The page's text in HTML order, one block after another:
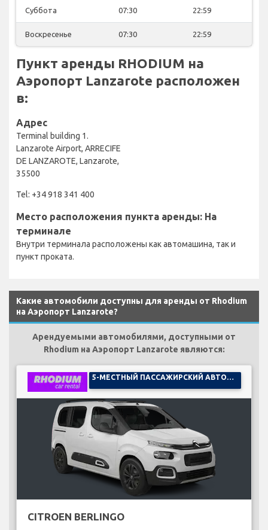
Суббота 07:30 22:59
Воскресенье 07:30 22:59
Пункт аренды RHODIUM на
Аэропорт Lanzarote расположен
в:
Адрес
Terminal building 1.
Lanzarote Airport, ARRECIFE
DE LANZAROTE, Lanzarote,
35500
Tel: +34 918 341 400
Место расположения пункта аренды: На
терминале
Внутри терминала расположены как автомашина, так и
пункт проката.
Какие автомобили доступны для аренды от Rhodium
на Аэропорт Lanzarote?
Арендуемыми автомобилями, доступными от
Rhodium на Аэропорт Lanzarote являются:
CITROEN BERLINGO